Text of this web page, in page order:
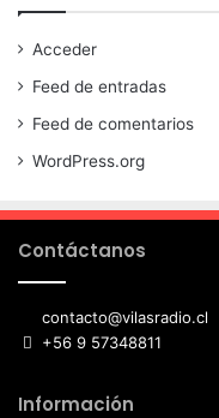
Acceder
Feed de entradas
Feed de comentarios
WordPress.org
Contáctanos
contacto@vilasradio.cl
+56 9 57348811
Información